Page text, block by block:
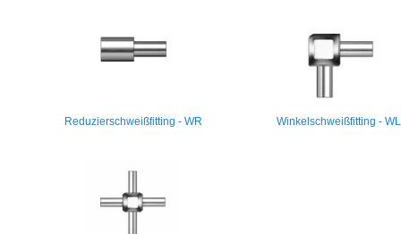
Reduzierschweißfitting - WR Winkelschweißfitting - WL